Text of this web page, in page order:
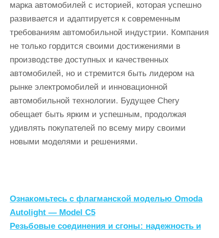
марка автомобилей с историей, которая успешно
развивается и адаптируется к современным
требованиям автомобильной индустрии. Компания
не только гордится своими достижениями в
производстве доступных и качественных
автомобилей, но и стремится быть лидером на
рынке электромобилей и инновационной
автомобильной технологии. Будущее Chery
обещает быть ярким и успешным, продолжая
удивлять покупателей по всему миру своими
новыми моделями и решениями.
Н
а
в
Ознакомьтесь с флагманской моделью Omoda
Autolight — Model C5
Резьбовые соединения и сгоны: надежность и